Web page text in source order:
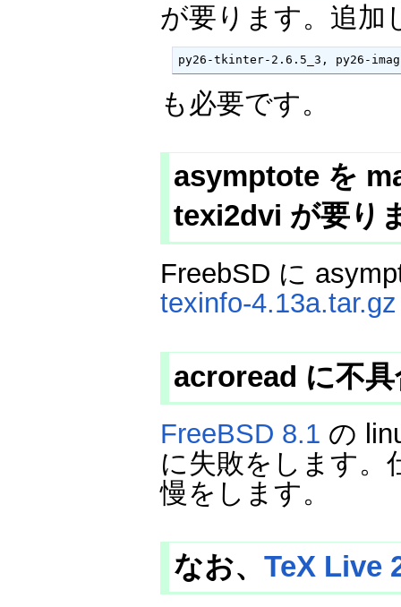
が要ります。追加
py26-tkinter-2.6.5_3, py26-
も必要です。
asymptote を
texi2dvi が要り
FreebSD に
texinfo-4.13a.tar.gz
acroread に不
FreeBSD 8.1 の
に失敗をします。
慢をします。
なお、TeX Live